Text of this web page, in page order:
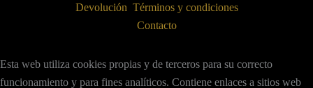
Devolución Términos y condiciones
Contacto
Esta web utiliza cookies propias y de terceros para su correcto
funcionamiento y para fines analíticos. Contiene enlaces a sitios web